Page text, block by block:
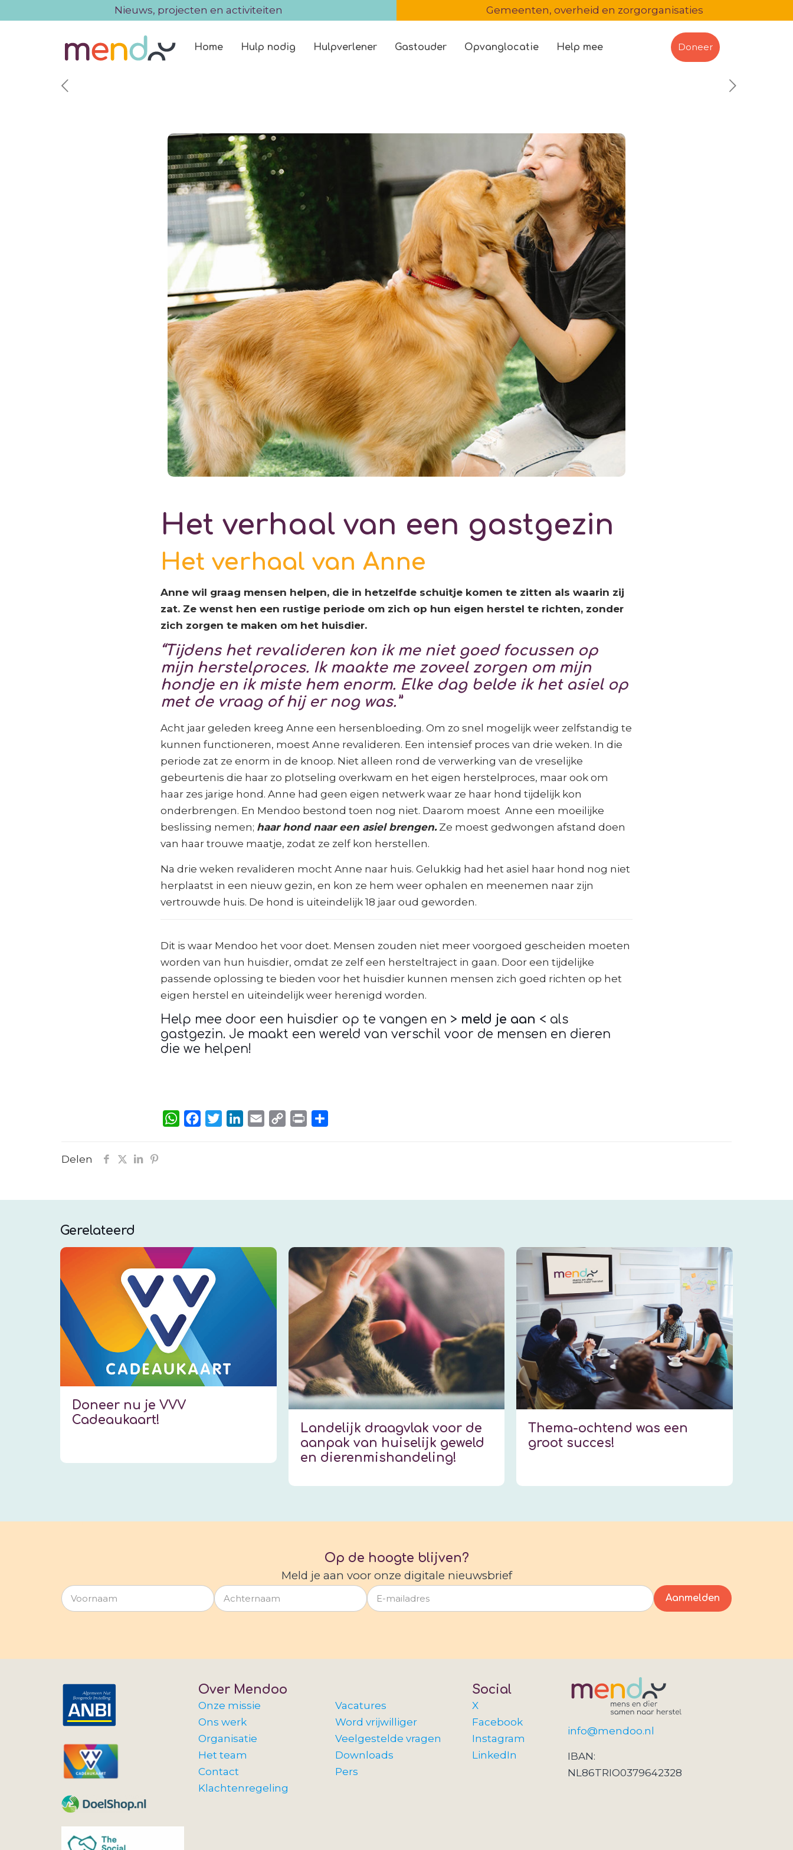
Nieuws, projecten en activiteiten Gemeenten, overheid en zorgorganisaties
Home Hulp nodig Hulpverlener Gastouder Opvanglocatie Help mee Doneer
Het verhaal van een gastgezin
Het verhaal van Anne
Anne wil graag mensen helpen, die in hetzelfde schuitje komen te zitten als waarin zij
zat. Ze wenst hen een rustige periode om zich op hun eigen herstel te richten, zonder
zich zorgen te maken om het huisdier.
“Tijdens het revalideren kon ik me niet goed focussen op
mijn herstelproces. Ik maakte me zoveel zorgen om mijn
hondje en ik miste hem enorm. Elke dag belde ik het asiel op
met de vraag of hij er nog was.”
Acht jaar geleden kreeg Anne een hersenbloeding. Om zo snel mogelijk weer zelfstandig te
kunnen functioneren, moest Anne revalideren. Een intensief proces van drie weken. In die
periode zat ze enorm in de knoop. Niet alleen rond de verwerking van de vreselijke
gebeurtenis die haar zo plotseling overkwam en het eigen herstelproces, maar ook om
haar zes jarige hond. Anne had geen eigen netwerk waar ze haar hond tijdelijk kon
onderbrengen. En Mendoo bestond toen nog niet. Daarom moest Anne een moeilijke
beslissing nemen; haar hond naar een asiel brengen.Ze moest gedwongen afstand doen
van haar trouwe maatje, zodat ze zelf kon herstellen.
Na drie weken revalideren mocht Anne naar huis. Gelukkig had het asiel haar hond nog niet
herplaatst in een nieuw gezin, en kon ze hem weer ophalen en meenemen naar zijn
vertrouwde huis. De hond is uiteindelijk 18 jaar oud geworden.
Dit is waar Mendoo het voor doet. Mensen zouden niet meer voorgoed gescheiden moeten
worden van hun huisdier, omdat ze zelf een hersteltraject in gaan. Door een tijdelijke
passende oplossing te bieden voor het huisdier kunnen mensen zich goed richten op het
eigen herstel en uiteindelijk weer herenigd worden.
Help mee door een huisdier op te vangen en > meld je aan < als
gastgezin. Je maakt een wereld van verschil voor de mensen en dieren
die we helpen!
WhatsAppFacebookTwitterLinkedIn
Email Copy
Print
Delen
Gerelateerd
Doneer nu je VVV
Cadeaukaart!
Landelijk draagvlak voor de
aanpak van huiselijk geweld
en dierenmishandeling!
Thema-ochtend was een
groot succes!
Op de hoogte blijven?
Meld je aan voor onze digitale nieuwsbrief
Over Mendoo
Onze missie
Ons werk
Organisatie
Het team
Contact
Klachtenregeling
Vacatures
Word vrijwilliger
Veelgestelde vragen
Downloads
Pers
Social
X
Facebook
Instagram
LinkedIn
info@mendoo.nl
IBAN:
NL86TRIO0379642328